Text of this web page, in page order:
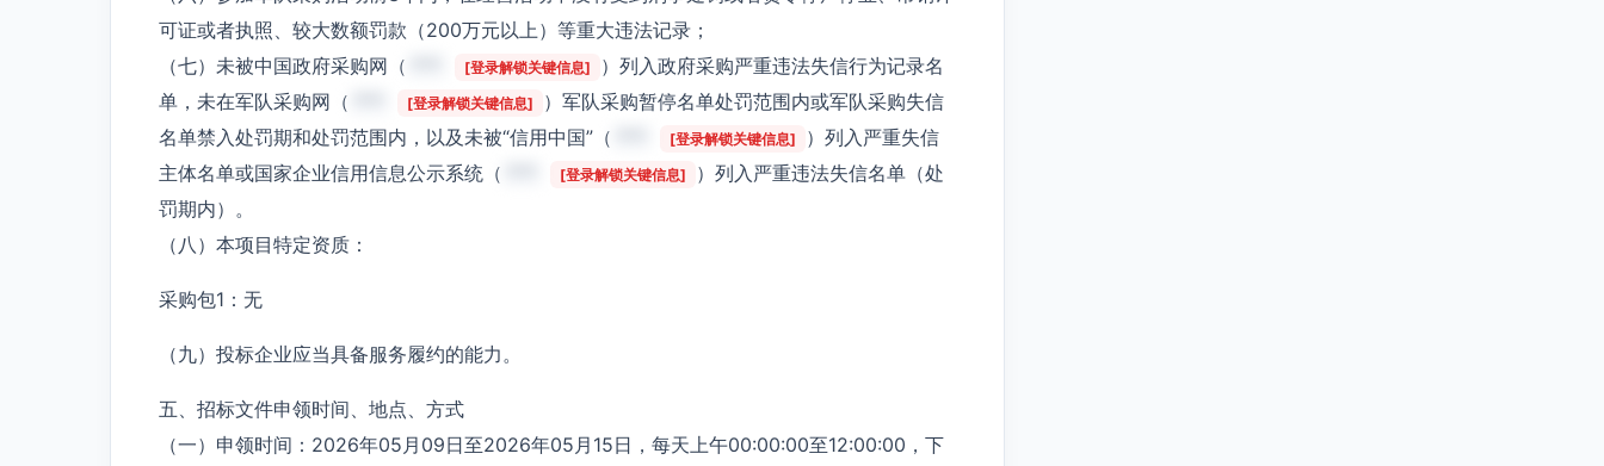
可证或者执照、较大数额罚款（200万元以上）等重大违法记录；
（七）未被中国政府采购网（
[登录解锁关键信息]
）列入政府采购严重违法失信行为记录名
单，未在军队采购网（
[登录解锁关键信息]
）军队采购暂停名单处罚范围内或军队采购失信
名单禁入处罚期和处罚范围内，以及未被“信用中国”（
[登录解锁关键信息]
）列入严重失信
主体名单或国家企业信用信息公示系统（
[登录解锁关键信息]
）列入严重违法失信名单（处
罚期内）。
（八）本项目特定资质：
采购包1：无
（九）投标企业应当具备服务履约的能力。
五、招标文件申领时间、地点、方式
（一）申领时间：2026年05月09日至2026年05月15日，每天上午00:00:00至12:00:00，下